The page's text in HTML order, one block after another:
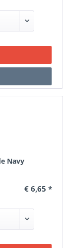
Navy
€ 6,65 *